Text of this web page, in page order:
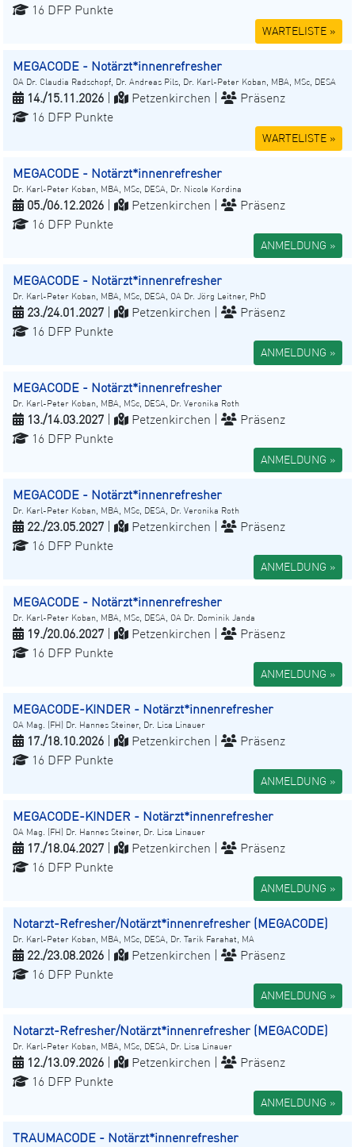
16 DFP Punkte
WARTELISTE »
MEGACODE - Notärzt*innenrefresher
OA Dr. Claudia Radschopf, Dr. Andreas Pils, Dr. Karl-Peter Koban, MBA, MSc, DESA
14./15.11.2026 Petzenkirchen |
Präsenz
16 DFP Punkte
WARTELISTE »
MEGACODE - Notärzt*innenrefresher
Dr. Karl-Peter Koban, MBA, MSc, DESA, Dr. Nicole Kordina
05./06.12.2026 Petzenkirchen |
Präsenz
16 DFP Punkte
ANMELDUNG »
MEGACODE - Notärzt*innenrefresher
Dr. Karl-Peter Koban, MBA, MSc, DESA, OA Dr. Jörg Leitner, PhD
23./24.01.2027 Petzenkirchen |
Präsenz
16 DFP Punkte
ANMELDUNG »
MEGACODE - Notärzt*innenrefresher
Dr. Karl-Peter Koban, MBA, MSc, DESA, Dr. Veronika Roth
13./14.03.2027 Petzenkirchen |
Präsenz
16 DFP Punkte
ANMELDUNG »
MEGACODE - Notärzt*innenrefresher
Dr. Karl-Peter Koban, MBA, MSc, DESA, Dr. Veronika Roth
22./23.05.2027 Petzenkirchen |
Präsenz
16 DFP Punkte
ANMELDUNG »
MEGACODE - Notärzt*innenrefresher
Dr. Karl-Peter Koban, MBA, MSc, DESA, OA Dr. Dominik Janda
19./20.06.2027 Petzenkirchen |
Präsenz
16 DFP Punkte
ANMELDUNG »
MEGACODE-KINDER - Notärzt*innenrefresher
OA Mag. (FH) Dr. Hannes Steiner, Dr. Lisa Linauer
17./18.10.2026 Petzenkirchen |
Präsenz
16 DFP Punkte
ANMELDUNG »
MEGACODE-KINDER - Notärzt*innenrefresher
OA Mag. (FH) Dr. Hannes Steiner, Dr. Lisa Linauer
17./18.04.2027 Petzenkirchen |
Präsenz
16 DFP Punkte
ANMELDUNG »
Notarzt-Refresher/Notärzt*innenrefresher (MEGACODE)
Dr. Karl-Peter Koban, MBA, MSc, DESA, Dr. Tarik Farahat, MA
22./23.08.2026 Petzenkirchen |
Präsenz
16 DFP Punkte
ANMELDUNG »
Notarzt-Refresher/Notärzt*innenrefresher (MEGACODE)
Dr. Karl-Peter Koban, MBA, MSc, DESA, Dr. Lisa Linauer
12./13.09.2026 Petzenkirchen |
Präsenz
16 DFP Punkte
ANMELDUNG »
TRAUMACODE - Notärzt*innenrefresher